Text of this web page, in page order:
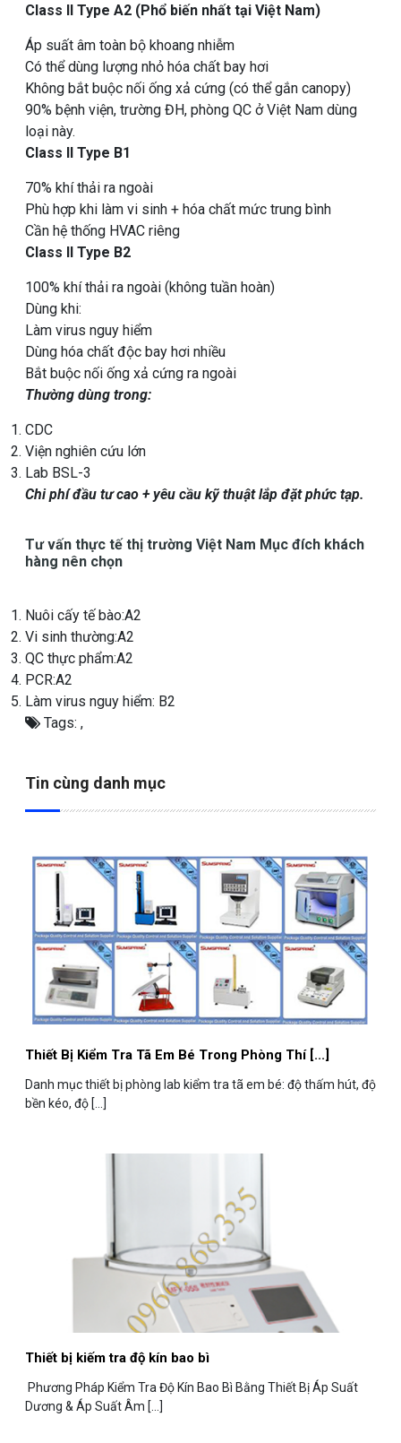
Class II Type A2 (Phổ biến nhất tại Việt Nam)
Áp suất âm toàn bộ khoang nhiễm
Có thể dùng lượng nhỏ hóa chất bay hơi
Không bắt buộc nối ống xả cứng (có thể gắn canopy)
90% bệnh viện, trường ĐH, phòng QC ở Việt Nam dùng
loại này.
Class II Type B1
70% khí thải ra ngoài
Phù hợp khi làm vi sinh + hóa chất mức trung bình
Cần hệ thống HVAC riêng
Class II Type B2
100% khí thải ra ngoài (không tuần hoàn)
Dùng khi:
Làm virus nguy hiểm
Dùng hóa chất độc bay hơi nhiều
Bắt buộc nối ống xả cứng ra ngoài
Thường dùng trong:
CDC
Viện nghiên cứu lớn
Lab BSL-3
Chi phí đầu tư cao + yêu cầu kỹ thuật lắp đặt phức tạp.
Tư vấn thực tế thị trường Việt Nam Mục đích khách
hàng nên chọn
Nuôi cấy tế bào:A2
Vi sinh thường:A2
QC thực phẩm:A2
PCR:A2
Làm virus nguy hiểm: B2
Tags: ,
Tin cùng danh mục
Thiết Bị Kiểm Tra Tã Em Bé Trong Phòng Thí [...]
Danh mục thiết bị phòng lab kiểm tra tã em bé: độ thấm hút, độ
bền kéo, độ [...]
Thiết bị kiếm tra độ kín bao bì
Phương Pháp Kiểm Tra Độ Kín Bao Bì Bằng Thiết Bị Áp Suất
Dương & Áp Suất Âm [...]